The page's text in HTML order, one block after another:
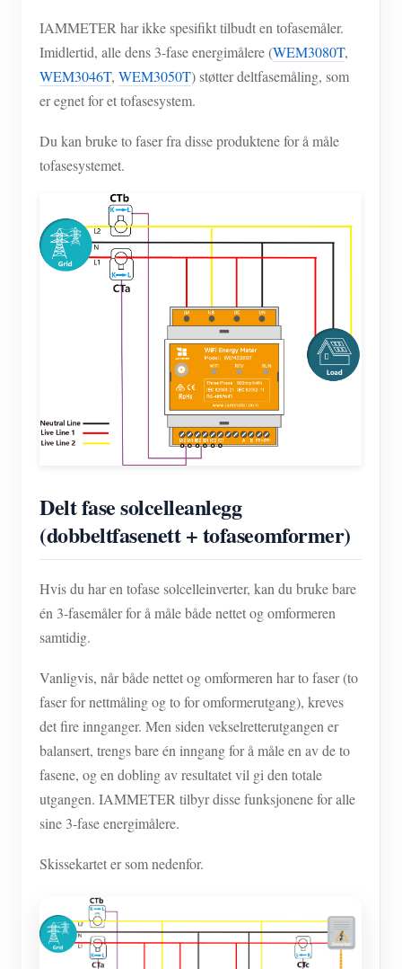
IAMMETER har ikke spesifikt tilbudt en tofasemåler.
Imidlertid, alle dens 3-fase energimålere (WEM3080T,
WEM3046T, WEM3050T) støtter deltfasemåling, som
er egnet for et tofasesystem.
Du kan bruke to faser fra disse produktene for å måle
tofasesystemet.
Delt fase solcelleanlegg
(dobbeltfasenett + tofaseomformer)
Hvis du har en tofase solcelleinverter, kan du bruke bare
én 3-fasemåler for å måle både nettet og omformeren
samtidig.
Vanligvis, når både nettet og omformeren har to faser (to
faser for nettmåling og to for omformerutgang), kreves
det fire innganger. Men siden vekselretterutgangen er
balansert, trengs bare én inngang for å måle en av de to
fasene, og en dobling av resultatet vil gi den totale
utgangen. IAMMETER tilbyr disse funksjonene for alle
sine 3-fase energimålere.
Skissekartet er som nedenfor.